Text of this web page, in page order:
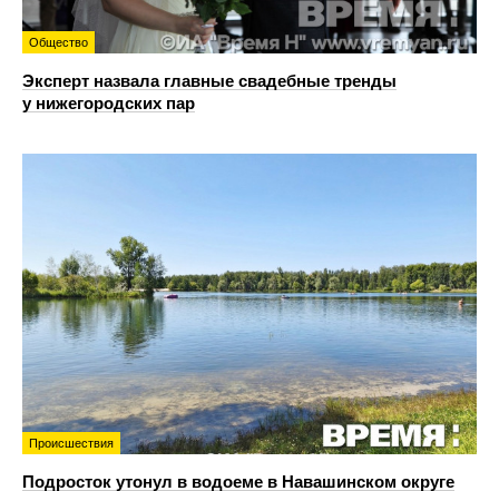
Общество
Эксперт назвала главные свадебные тренды
у нижегородских пар
Происшествия
Подросток утонул в водоеме в Навашинском округе